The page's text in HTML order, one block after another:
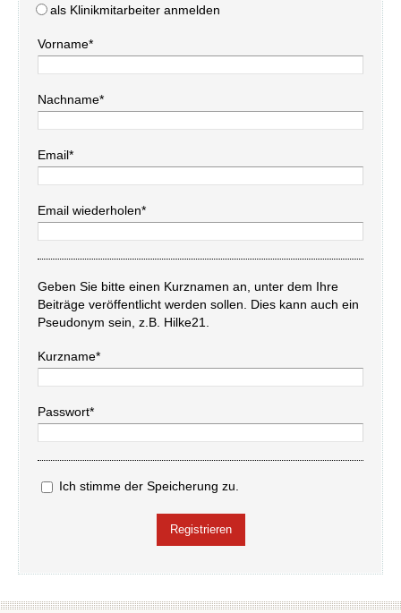
als Klinikmitarbeiter anmelden
Vorname*
Nachname*
Email*
Email wiederholen*
Geben Sie bitte einen Kurznamen an, unter dem Ihre
Beiträge veröffentlicht werden sollen. Dies kann auch ein
Pseudonym sein, z.B. Hilke21.
Kurzname*
Passwort*
Ich stimme der Speicherung zu.